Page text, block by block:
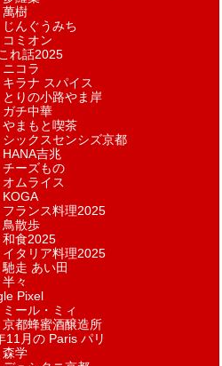
樹
んぐうみち
ミオン
れ話2025
コラ
ラナ スパイス
りの小路やま岸
チ中華
まもと喫茶
ックスセンシズ京都
吉兆
ーズもの
ムライス
ランス料理2025
散歩
食2025
タリア料理2025
走 あい田
々
Pixel
ール・ミィ
都蜂蜜酒醸造所
11月の Paris パリ
学